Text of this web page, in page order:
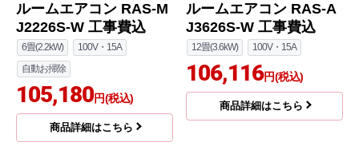
ルームエアコン RAS-M
J2226S-W 工事費込
6畳(2.2kW)
100V・15A
自動お掃除
105,180円(税込)
商品詳細はこちら
ルームエアコン RAS-A
J3626S-W 工事費込
12畳(3.6kW) 100V・15A
106,116円(税込)
商品詳細はこちら